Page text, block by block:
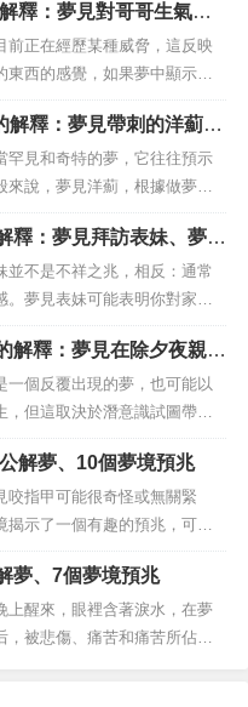
其中一些可怕的夢想很難接
需要對生活中的更新更加開
開始用新的決議來實施您的
前進的因素。我們經常害...
釋：夢見對哥哥生氣、
前正在經歷某種威脅，這反映
東西的感覺，如果夢中顯示暴
人，那麼你需要確保你以正確
達自己，在各種情況下，夢見
預示著你真的在清醒的生活中
到解決這種憤怒的方法很重
一條狹窄的小巷，生氣...
解釋：夢見帶刺的洋薊、
罕見和奇特的夢，它往往預示
來說，夢見洋薊，根據做夢者
通常具有相互衝突的含義。 例
能預示著處罰即將到來，這可
常是經濟困難、失望、擔憂和
釋：夢見拜訪表妹、夢見
並不是不祥之兆，相反：通常
。夢見表妹可能表明你對家人
更加關注你的根，因為你讓它
正如您已經知道的那樣，為了
的含義，有必要密切關注細
會極大地改變您夢到的含
解釋：夢見在除夕夜親吻
一個反覆出現的夢，也可能以
，但這取決於潛意識試圖帶出
往是我們無意識恐懼和慾望的
的潛意識試圖向我們傳達什
都是一種積極的體驗，因為
最深的情緒和感受。夢見除
的夢是耶誕節假期或...
解夢、10個夢境預兆
咬指甲可能很奇怪或無關緊
揭示了一個有趣的預兆，可以
感以及外表的重要性。你在夢
的。事實上，與在過度思考
在焦慮和緊張的陣痛中夢見咬
見咬指甲你咬指甲的每個夢
夢、7個夢境預兆
上醒來，眼裡含著淚水，在夢
，被悲傷、痛苦和痛苦所佔